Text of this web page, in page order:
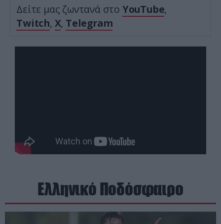
Δείτε μας ζωντανά στο YouTube,
Twitch, X, Telegram
Ελληνικό Ποδόσφαιρο